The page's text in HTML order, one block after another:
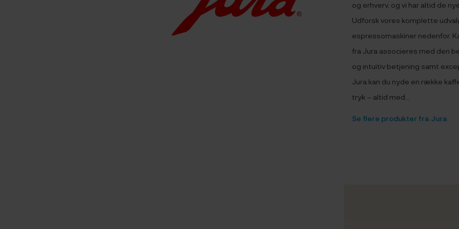
og erhverv, og vi har altid de
Udforsk vores komplette
espressomaskiner nedenfor.
fra Jura associeres med den
og intuitiv betjening samt
Jura kan du nyde en række
tryk – altid med...
Se flere produkter fra Jura